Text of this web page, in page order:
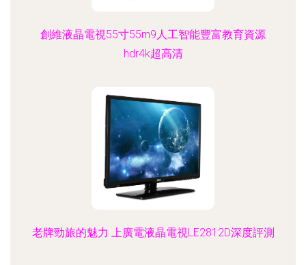
創維液晶電視55寸55m9人工智能豐富教育資源
hdr4k超高清
老牌勁旅的魅力 上廣電液晶電視LE2812D深度評測